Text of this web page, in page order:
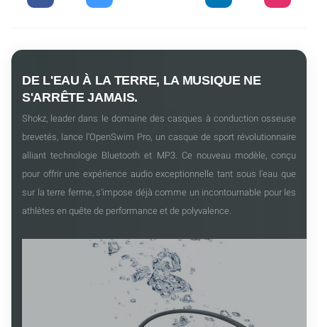
DE L'EAU À LA TERRE, LA MUSIQUE NE
S'ARRÊTE JAMAIS.
Shokz, leader dans le domaine des casques à conduction osseuse
brevetés, lance l'OpenSwim Pro, un casque de sport révolutionnaire
alliant technologie Bluetooth et MP3. Ce nouveau modèle, conçu
pour offrir une expérience audio exceptionnelle tant sous l'eau que
sur la terre ferme, s'impose déjà comme un incontournable pour les
athlètes en quête de performance et de polyvalence.